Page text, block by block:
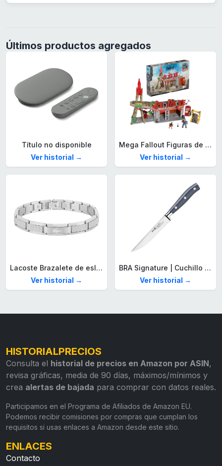
Últimos productos agregados
Título no disponible
Ver historial →
Mega Fallout Figuras de acción y Juguetes de construcción, Parada de Camiones Red Rocket con 824 Piezas, 2 Personajes articulados y Accesorios, para coleccionistas, HXT00
Ver historial →
Lacoste Brazalete de eslabón para Hombre Colección STENCIL de Acero inoxidable
Ver historial →
BRA Signature | Cuchillo tomatero 120 mm, Acero Inoxidable alemán forjado con Molibdeno Vanadio, Mango Remachado ABS, Diseño Ergonómico, Hoja 1,6 mm espesor
Ver historial →
HISTORIALPRECIOS
Consulta el historial de precios en Amazon por ASIN,
revisa gráficas, media de 90 días, máximos/mínimos y
crea alertas de bajada para comprar con datos reales.
Participamos en el Programa de Afiliados de Amazon EU.
Podemos recibir comisiones por compras que cumplan los
requisitos si usas enlaces a Amazon desde este sitio.
ENLACES
Contacto